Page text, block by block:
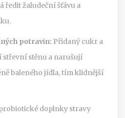
ředit žaludeční šťávu a
potravin: Přidaný cukr a
stěnu a narušují
baleného jídla, tím klidnější
doplnky stravy